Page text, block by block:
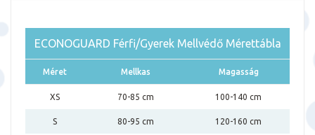
ECONOGUARD Férfi/Gyerek Mellvédő Mérettábla
Méret Mellkas Magasság
XS 70-85 cm 100-140 cm
S 80-95 cm 120-160 cm